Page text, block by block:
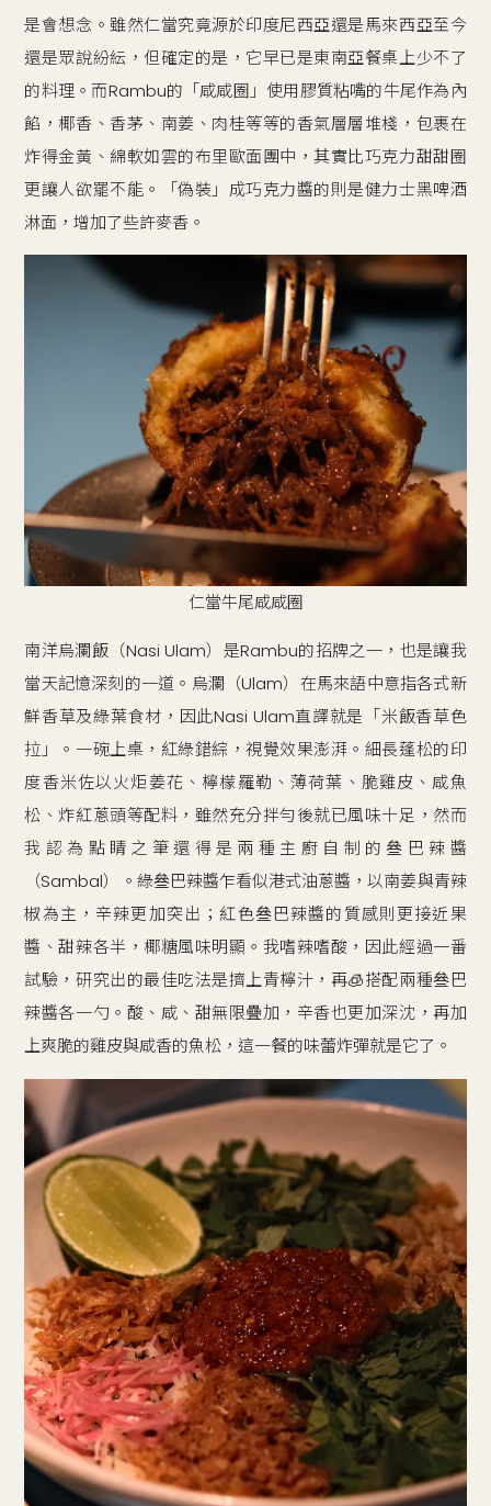
是會想念。雖然仁當究竟源於印度尼西亞還是馬來西亞至今
還是眾說紛紜，但確定的是，它早已是東南亞餐桌上少不了
的料理。而Rambu的「咸咸圈」使用膠質粘嘴的牛尾作為內
餡，椰香、香茅、南姜、肉桂等等的香氣層層堆棧，包裹在
炸得金黃、綿軟如雲的布里歐面團中，其實比巧克力甜甜圈
更讓人欲罷不能。「偽裝」成巧克力醬的則是健力士黑啤酒
淋面，增加了些許麥香。
仁當牛尾咸咸圈
南洋烏瀾飯（Nasi Ulam）是Rambu的招牌之一，也是讓我
當天記憶深刻的一道。烏瀾（Ulam）在馬來語中意指各式新
鮮香草及綠葉食材，因此Nasi Ulam直譯就是「米飯香草色
拉」。一碗上桌，紅綠錯綜，視覺效果澎湃。細長蓬松的印
度香米佐以火炬姜花、檸檬羅勒、薄荷葉、脆雞皮、咸魚
松、炸紅蔥頭等配料，雖然充分拌勻後就已風味十足，然而
我認為點睛之筆還得是兩種主廚自制的叄巴辣醬
（Sambal）。綠叄巴辣醬乍看似港式油蔥醬，以南姜與青辣
椒為主，辛辣更加突出；紅色叄巴辣醬的質感則更接近果
醬、甜辣各半，椰糖風味明顯。我嗜辣嗜酸，因此經過一番
試驗，研究出的最佳吃法是擠上青檸汁，再🧊搭配兩種叄巴
辣醬各一勺。酸、咸、甜無限疊加，辛香也更加深沈，再加
上爽脆的雞皮與咸香的魚松，這一餐的味蕾炸彈就是它了。